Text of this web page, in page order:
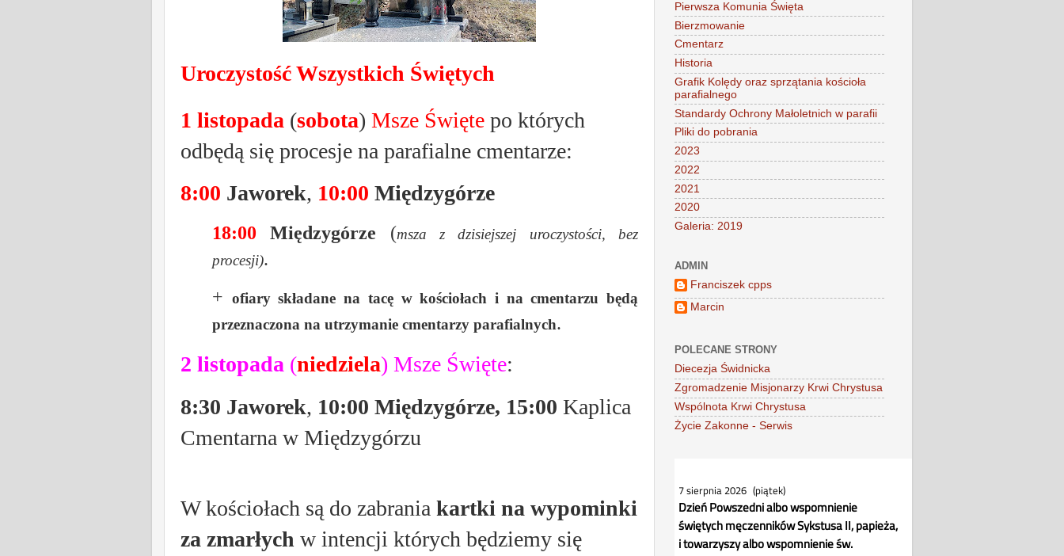
Uroczystość Wszystkich Świętych
1 listopada (sobota) Msze Święte po których
odbędą się procesje na parafialne cmentarze:
8:00 Jaworek, 10:00 Międzygórze
18:00 Międzygórze (msza z dzisiejszej uroczystości, bez
procesji).
+ ofiary składane na tacę w kościołach i na cmentarzu będą
przeznaczona na utrzymanie cmentarzy parafialnych.
2 listopada (niedziela) Msze Święte:
8:30 Jaworek, 10:00 Międzygórze, 15:00 Kaplica
Cmentarna w Międzygórzu
W kościołach są do zabrania kartki na wypominki
za zmarłych w intencji których będziemy się
Pierwsza Komunia Święta
Bierzmowanie
Cmentarz
Historia
Grafik Kolędy oraz sprzątania kościoła
parafialnego
Standardy Ochrony Małoletnich w parafii
Pliki do pobrania
2023
2022
2021
2020
Galeria: 2019
ADMIN
Franciszek cpps
Marcin
POLECANE STRONY
Diecezja Świdnicka
Zgromadzenie Misjonarzy Krwi Chrystusa
Wspólnota Krwi Chrystusa
Życie Zakonne - Serwis